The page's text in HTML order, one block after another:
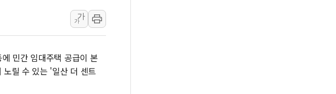
인 측근 포항시 정책특보 내정설...포항시 '시끌'
태양광, 대한민국 다음 100년 밑거름…수도권 집중 완화 전환점"
겨냥 폴리실리콘 관세 15% 부과…美 태양광주 급등
만과 에르도안의 만남
가
가
민간 임대주택 공급이 본
노릴 수 있는 '일산 더 센트